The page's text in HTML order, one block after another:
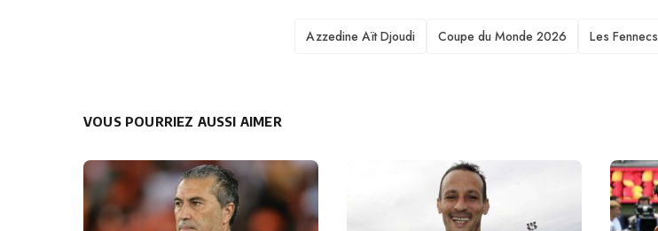
TAGS
Azzedine Aït Djoudi Coupe du Monde 2026 Les Fennecs
VOUS POURRIEZ AUSSI AIMER